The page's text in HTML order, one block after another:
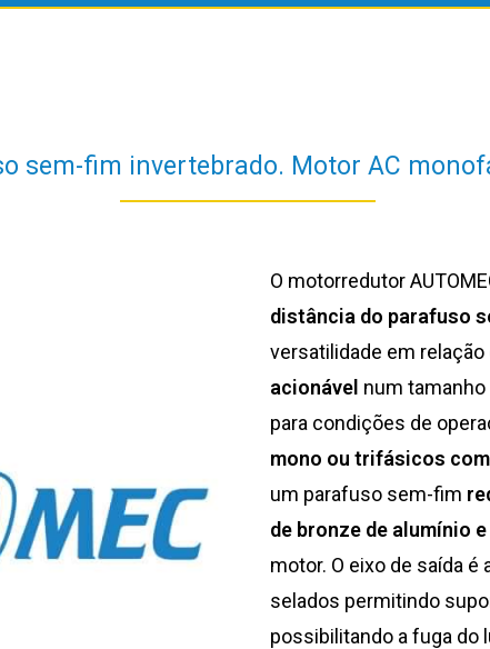
sem-fim invertebrado. Motor AC
O motorredutor
distância do parafuso
versatilidade em
acionável num
para condições de
mono ou trifásicos
um parafuso sem-fim
de bronze de alumínio
motor. O eixo de saída
selados permitindo
possibilitando a fuga do